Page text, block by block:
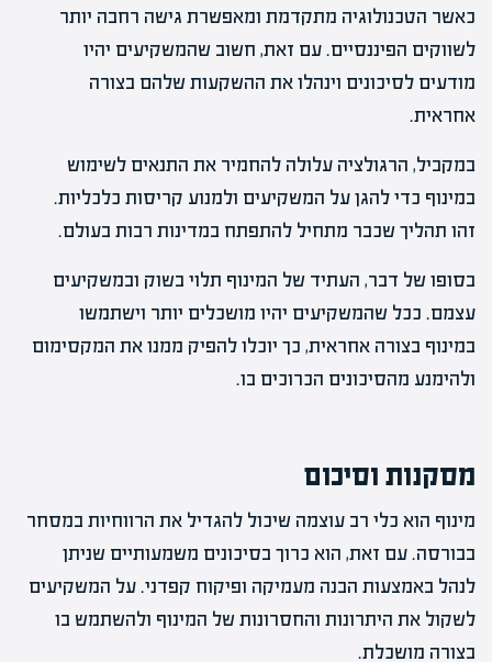
כאשר הטכנולוגיה מתקדמת ומאפשרת גישה רחבה יותר
לשווקים הפיננסיים. עם זאת, חשוב שהמשקיעים יהיו
מודעים לסיכונים וינהלו את ההשקעות שלהם בצורה
אחראית.
במקביל, הרגולציה עלולה להחמיר את התנאים לשימוש
במינוף כדי להגן על המשקיעים ולמנוע קריסות כלכליות.
זהו תהליך שכבר מתחיל להתפתח במדינות רבות בעולם.
בסופו של דבר, העתיד של המינוף תלוי בשוק ובמשקיעים
עצמם. ככל שהמשקיעים יהיו מושכלים יותר וישתמשו
במינוף בצורה אחראית, כך יוכלו להפיק ממנו את המקסימום
ולהימנע מהסיכונים הכרוכים בו.
מסקנות וסיכום
מינוף הוא כלי רב עוצמה שיכול להגדיל את הרווחיות במסחר
בבורסה. עם זאת, הוא כרוך בסיכונים משמעותיים שניתן
לנהל באמצעות הבנה מעמיקה ופיקוח קפדני. על המשקיעים
לשקול את היתרונות והחסרונות של המינוף ולהשתמש בו
בצורה מושכלת.